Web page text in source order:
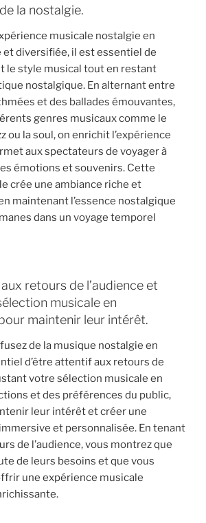
la nostalgie.
musicale nostalgie en
diversifiée, il est essentiel de
le style musical tout en restant
nostalgique. En alternant entre
et des ballades émouvantes,
genres musicaux comme le
ou la soul, on enrichit l’expérience
aux spectateurs de voyager à
émotions et souvenirs. Cette
crée une ambiance riche et
maintenant l’essence nostalgique
dans un voyage temporel
retours de l’audience et
musicale en
maintenir leur intérêt.
de la musique nostalgie en
d’être attentif aux retours de
votre sélection musicale en
et des préférences du public,
leur intérêt et créer une
et personnalisée. En tenant
de l’audience, vous montrez que
de leurs besoins et que vous
une expérience musicale